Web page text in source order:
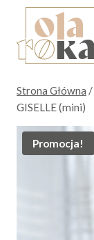
Przejdź
treści
Strona Główna /
GISELLE (mini)
Promocja!